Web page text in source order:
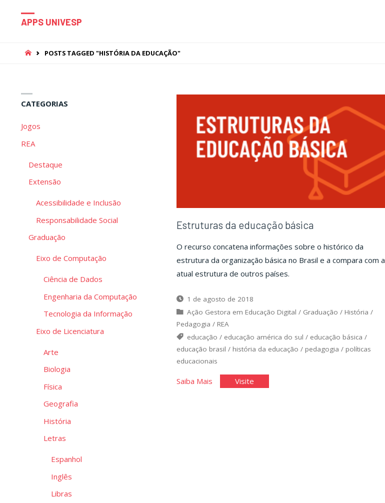
APPS UNIVESP
HOMEPOSTS TAGGED "HISTÓRIA DA EDUCAÇÃO"
Estruturas da educação básica
O recurso concatena informações sobre o histórico da
estrutura da organização básica no Brasil e a compara com a
atual estrutura de outros países.
1 de agosto de 2018
Ação Gestora em Educação Digital / Graduação / História /
Pedagogia / REA
educação / educação américa do sul / educação básica /
educação brasil / história da educação / pedagogia / políticas
educacionais
Saiba Mais"Estruturas
Visite"Estruturas
CATEGORIAS
Jogos
REA
Destaque
Extensão
Acessibilidade e Inclusão
Responsabilidade Social
Graduação
Eixo de Computação
Ciência de Dados
Engenharia da Computação
Tecnologia da Informação
Eixo de Licenciatura
Arte
Biologia
Física
Geografia
História
Letras
Espanhol
Inglês
Libras